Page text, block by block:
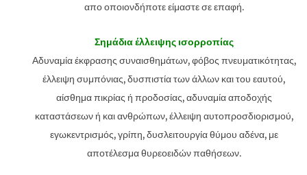
απο οποιονδήποτε είμαστε σε επαφή.
Σημάδια έλλειψης ισορροπίας
Αδυναμία έκφρασης συναισθημάτων, φόβος πνευματικότητας,
έλλειψη συμπόνιας, δυσπιστία των άλλων και του εαυτού,
αίσθημα πικρίας ή προδοσίας, αδυναμία αποδοχής
καταστάσεων ή και ανθρώπων, έλλειψη αυτοπροσδιορισμού,
εγωκεντρισμός, γρίπη, δυσλειτουργία θύμου αδένα, με
αποτέλεσμα θυρεοειδών παθήσεων.